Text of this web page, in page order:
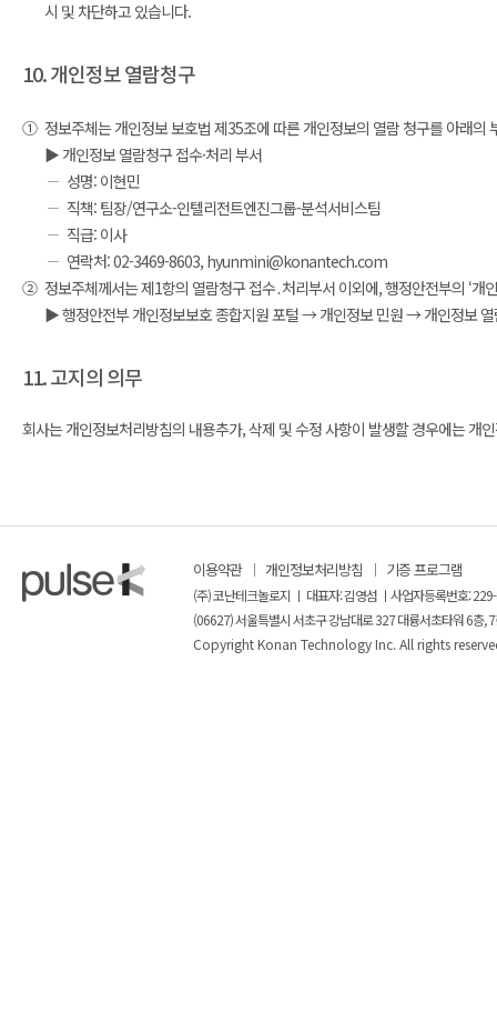
시 및 차단하고 있습니다.
10. 개인정보 열람청구
① 정보주체는 개인정보 보호법 제35조에 따른 개인정보의 열람 청구를 아래
▶ 개인정보 열람청구 접수·처리 부서
성명: 이현민
직책: 팀장/연구소-인텔리전트엔진그룹-분석서비스팀
직급: 이사
연락처: 02-3469-8603, hyunmini@konantech.com
② 정보주체께서는 제1항의 열람청구 접수․처리부서 이외에, 행정안전부의 ‘
▶ 행정안전부 개인정보보호 종합지원 포털 → 개인정보 민원 → 개인정보 열
11. 고지의 의무
회사는 개인정보처리방침의 내용추가, 삭제 및 수정 사항이 발생할 경우에는 개
이용약관 개인정보처리방침 기증 프로그램
(주) 코난테크놀로지 ㅣ 대표자: 김영섬 ㅣ사업자등록번호:
(06627) 서울특별시 서초구 강남대로 327 대륭서초타워 6층,
Copyright Konan Technology Inc. All rights